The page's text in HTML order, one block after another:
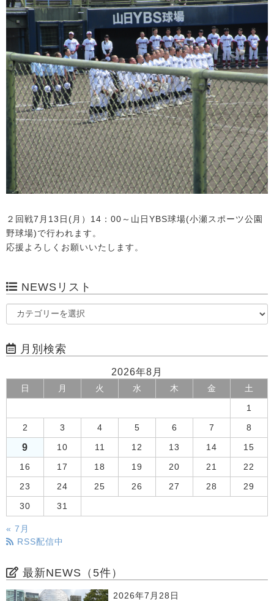
２回戦7月13日(月）14：00～山日YBS球場(小瀬スポーツ公園
野球場)で行われます。
応援よろしくお願いいたします。
NEWSリスト
月別検索
2026年8月
日 月 火 水 木 金 土
1
2 3 4 5 6 7 8
9 10 11 12 13 14 15
16 17 18 19 20 21 22
23 24 25 26 27 28 29
30 31
« 7月
RSS配信中
最新NEWS（5件）
2026年7月28日